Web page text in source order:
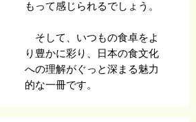
もって感じられるでしょう。
そして、いつもの食卓をよ
り豊かに彩り、日本の食文化
への理解がぐっと深まる魅力
的な一冊です。